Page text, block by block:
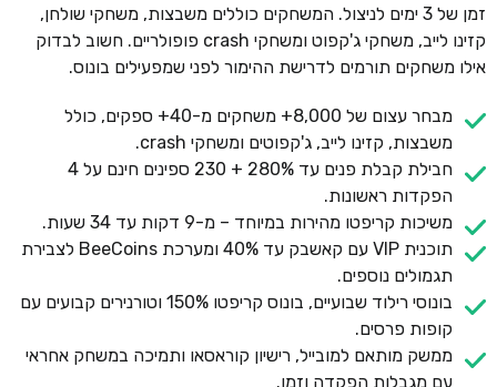
זמן של 3 ימים לניצול. המשחקים כוללים משבצות, משחקי שולחן,
קזינו לייב, משחקי ג'קפוט ומשחקי crash פופולריים. חשוב לבדוק
אילו משחקים תורמים לדרישת ההימור לפני שמפעילים בונוס.
מבחר עצום של 8,000+ משחקים מ-40+ ספקים, כולל
משבצות, קזינו לייב, ג'קפוטים ומשחקי crash.
חבילת קבלת פנים עד 280% + 230 ספינים חינם על 4
הפקדות ראשונות.
משיכות קריפטו מהירות במיוחד – מ-9 דקות עד 34 שעות.
תוכנית VIP עם קאשבק עד 40% ומערכת BeeCoins לצבירת
תגמולים נוספים.
בונוסי רילוד שבועיים, בונוס קריפטו 150% וטורנירים קבועים עם
קופות פרסים.
ממשק מותאם למובייל, רישיון קוראסאו ותמיכה במשחק אחראי
עם מגבלות הפקדה וזמן.